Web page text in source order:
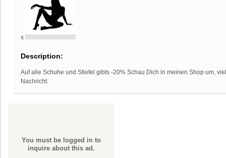
x
Description:
Auf alle Schuhe und Stiefel gibts -20% Schau Dich in meinen Shop um,
Nachricht.
You must be logged in to
inquire about this ad.